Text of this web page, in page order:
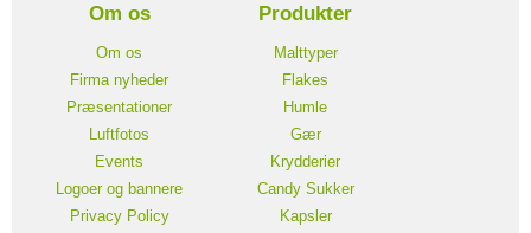
Om os
Om os
Firma nyheder
Præsentationer
Luftfotos
Events
Logoer og bannere
Privacy Policy
Produkter
Malttyper
Flakes
Humle
Gær
Krydderier
Candy Sukker
Kapsler